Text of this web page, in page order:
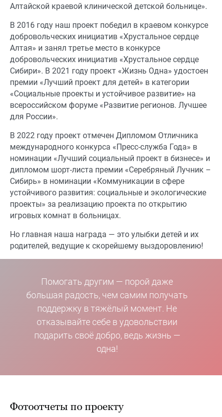
Алтайской краевой клинической детской больнице».
В 2016 году наш проект победил в краевом конкурсе
добровольческих инициатив «Хрустальное сердце
Алтая» и занял третье место в конкурсе
добровольческих инициатив «Хрустальное сердце
Сибири». В 2021 году проект «Жизнь Одна» удостоен
премии «Лучший проект для детей» в категории
«Социальные проекты и устойчивое развитие» на
всероссийском форуме «Развитие регионов. Лучшее
для России».
В 2022 году проект отмечен Дипломом Отличника
международного конкурса «Пресс-служба Года» в
номинации «Лучший социальный проект в бизнесе» и
дипломом шорт-листа премии «Серебряный Лучник –
Сибирь» в номинации «Коммуникации в сфере
устойчивого развития: социальные и экологические
проекты» за реализацию проекта по открытию
игровых комнат в больницах.
Но главная наша награда — это улыбки детей и их
родителей, ведущие к скорейшему выздоровлению!
Помогать другим — порой даже
большая радость, чем самим получать
поддержку в тяжёлый момент. Не
отказывайте себе в удовольствии
подарить своё добро, ведь жизнь —
одна!
Фотоотчеты по проекту